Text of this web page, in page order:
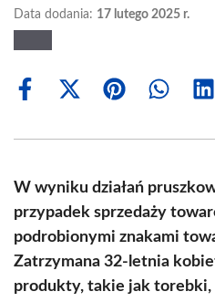
Data dodania: 17 lutego 2025 r.
Share
Share
(Twitter)
Share Share
W wyniku działań
przypadek sprzedaży
podrobionymi znakami
Zatrzymana 32-letnia
produkty, takie jak